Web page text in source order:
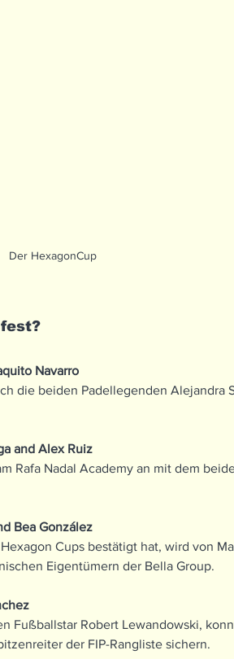
Der HexagonCup
Navarro
die beiden Padellegenden Alejandra
and Alex Ruiz
Rafa Nadal Academy an mit dem
Bea González
Cups bestätigt hat, wird von
Eigentümern der Bella Group.
Fußballstar Robert Lewandowski,
der FIP-Rangliste sichern.